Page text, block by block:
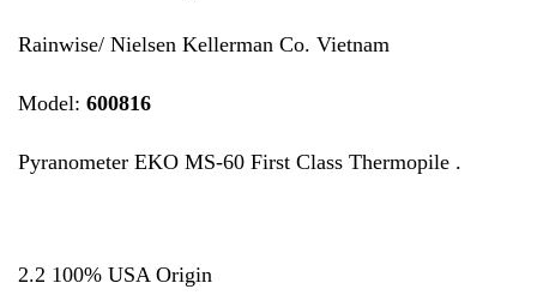
Rainwise/ Nielsen Kellerman Co. Vietnam
Model: 600816
Pyranometer EKO MS-60 First Class Thermopile .
2.2 100% USA Origin